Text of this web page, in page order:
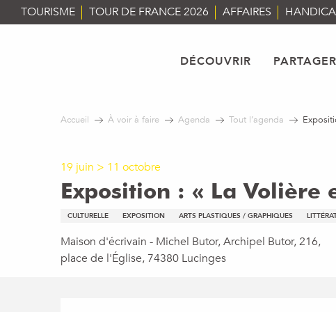
Aller
au
TOURISME TOUR DE FRANCE 2026 AFFAIRES
DÉCOUVRIR PARTAGER
Accueil À voir à faire Agenda Tout l’agenda
19 juin > 11 octobre
Exposition : « La Volière
CULTURELLE EXPOSITION ARTS PLASTIQUES / GRAPHIQUES
Maison d'écrivain - Michel Butor, Archipel Butor, 216,
place de l'Église, 74380 Lucinges